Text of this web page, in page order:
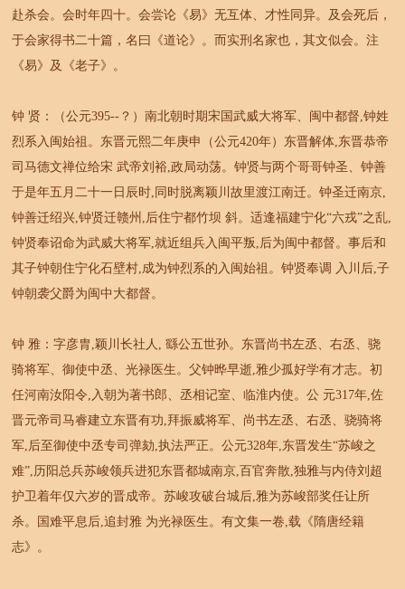
赴杀会。会时年四十。会尝论《易》无互体、才性同异。及会死后，
于会家得书二十篇，名曰《道论》。而实刑名家也，其文似会。注
《易》及《老子》。
钟 贤：（公元395--？）南北朝时期宋国武威大将军、闽中都督,钟姓
烈系入闽始祖。东晋元熙二年庚申（公元420年）东晋解体,东晋恭帝
司马德文禅位给宋 武帝刘裕,政局动荡。钟贤与两个哥哥钟圣、钟善
于是年五月二十一日辰时,同时脱离颖川故里渡江南迁。钟圣迁南京,
钟善迁绍兴,钟贤迁赣州,后住宁都竹坝 斜。适逢福建宁化“六戎”之乱,
钟贤奉诏命为武威大将军,就近组兵入闽平叛,后为闽中都督。事后和
其子钟朝住宁化石壁村,成为钟烈系的入闽始祖。钟贤奉调 入川后,子
钟朝袭父爵为闽中大都督。
钟 雅：字彦胄,颖川长社人, 繇公五世孙。东晋尚书左丞、右丞、骁
骑将军、御使中丞、光禄医生。父钟晔早逝,雅少孤好学有才志。初
任河南汝阳令,入朝为著书郎、丞相记室、临淮内使。公 元317年,佐
晋元帝司马睿建立东晋有功,拜振威将军、尚书左丞、右丞、骁骑将
军,后至御使中丞专司弹劾,执法严正。公元328年,东晋发生“苏峻之
难”,历阳总兵苏峻领兵进犯东晋都城南京,百官奔散,独雅与内侍刘超
护卫着年仅六岁的晋成帝。苏峻攻破台城后,雅为苏峻部奖任让所
杀。国难平息后,追封雅 为光禄医生。有文集一卷,载《隋唐经籍
志》。